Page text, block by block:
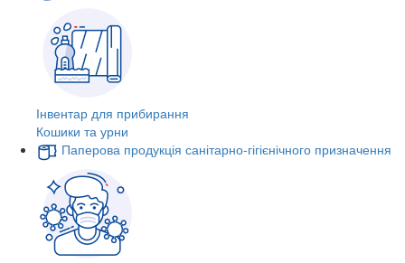
Інвентар для прибирання
Кошики та урни
Паперова продукція санітарно-гігієнічного призначення